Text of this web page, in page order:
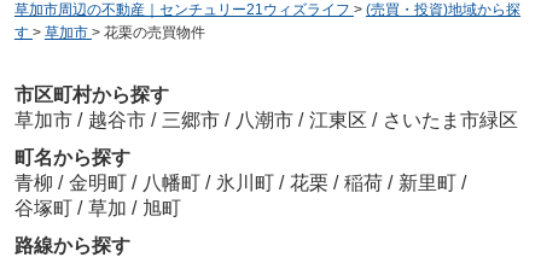
草加市周辺の不動産｜センチュリー21ウィズライフ > (売買・投資)地域から探
す > 草加市 > 花栗の売買物件
市区町村から探す
草加市 / 越谷市 / 三郷市 / 八潮市 / 江東区 / さいたま市緑区
町名から探す
青柳 / 金明町 / 八幡町 / 氷川町 / 花栗 / 稲荷 / 新里町 /
谷塚町 / 草加 / 旭町
路線から探す